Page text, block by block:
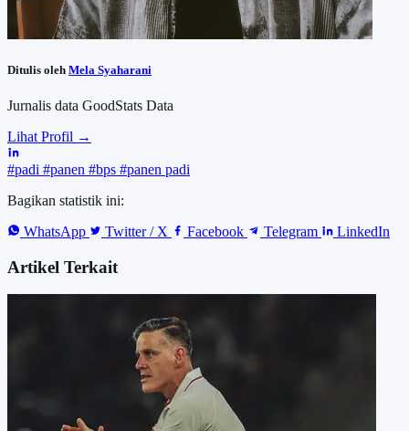
Ditulis oleh Mela Syaharani
Jurnalis data GoodStats Data
Lihat Profil →
#padi #panen #bps #panen padi
Bagikan statistik ini:
WhatsApp
Twitter / X Facebook Telegram LinkedIn
Artikel Terkait